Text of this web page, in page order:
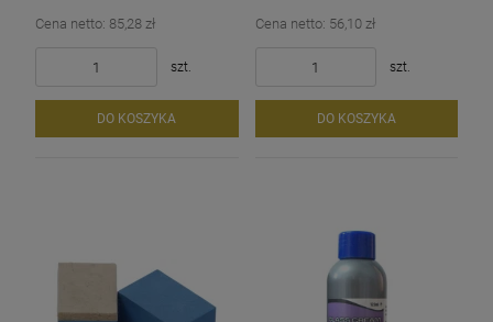
Cena netto: 85,28 zł
szt.
DO KOSZYKA
Cena netto: 56,10 zł
szt.
DO KOSZYKA